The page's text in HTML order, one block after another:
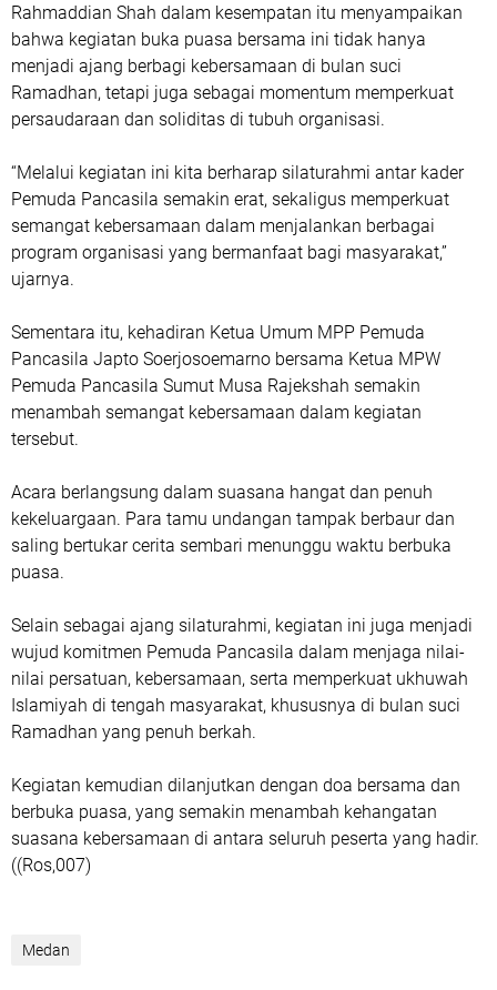
Rahmaddian Shah dalam kesempatan itu menyampaikan
bahwa kegiatan buka puasa bersama ini tidak hanya
menjadi ajang berbagi kebersamaan di bulan suci
Ramadhan, tetapi juga sebagai momentum memperkuat
persaudaraan dan soliditas di tubuh organisasi.
“Melalui kegiatan ini kita berharap silaturahmi antar kader
Pemuda Pancasila semakin erat, sekaligus memperkuat
semangat kebersamaan dalam menjalankan berbagai
program organisasi yang bermanfaat bagi masyarakat,”
ujarnya.
Sementara itu, kehadiran Ketua Umum MPP Pemuda
Pancasila Japto Soerjosoemarno bersama Ketua MPW
Pemuda Pancasila Sumut Musa Rajekshah semakin
menambah semangat kebersamaan dalam kegiatan
tersebut.
Acara berlangsung dalam suasana hangat dan penuh
kekeluargaan. Para tamu undangan tampak berbaur dan
saling bertukar cerita sembari menunggu waktu berbuka
puasa.
Selain sebagai ajang silaturahmi, kegiatan ini juga menjadi
wujud komitmen Pemuda Pancasila dalam menjaga nilai-
nilai persatuan, kebersamaan, serta memperkuat ukhuwah
Islamiyah di tengah masyarakat, khususnya di bulan suci
Ramadhan yang penuh berkah.
Kegiatan kemudian dilanjutkan dengan doa bersama dan
berbuka puasa, yang semakin menambah kehangatan
suasana kebersamaan di antara seluruh peserta yang hadir.
((Ros,007)
Medan